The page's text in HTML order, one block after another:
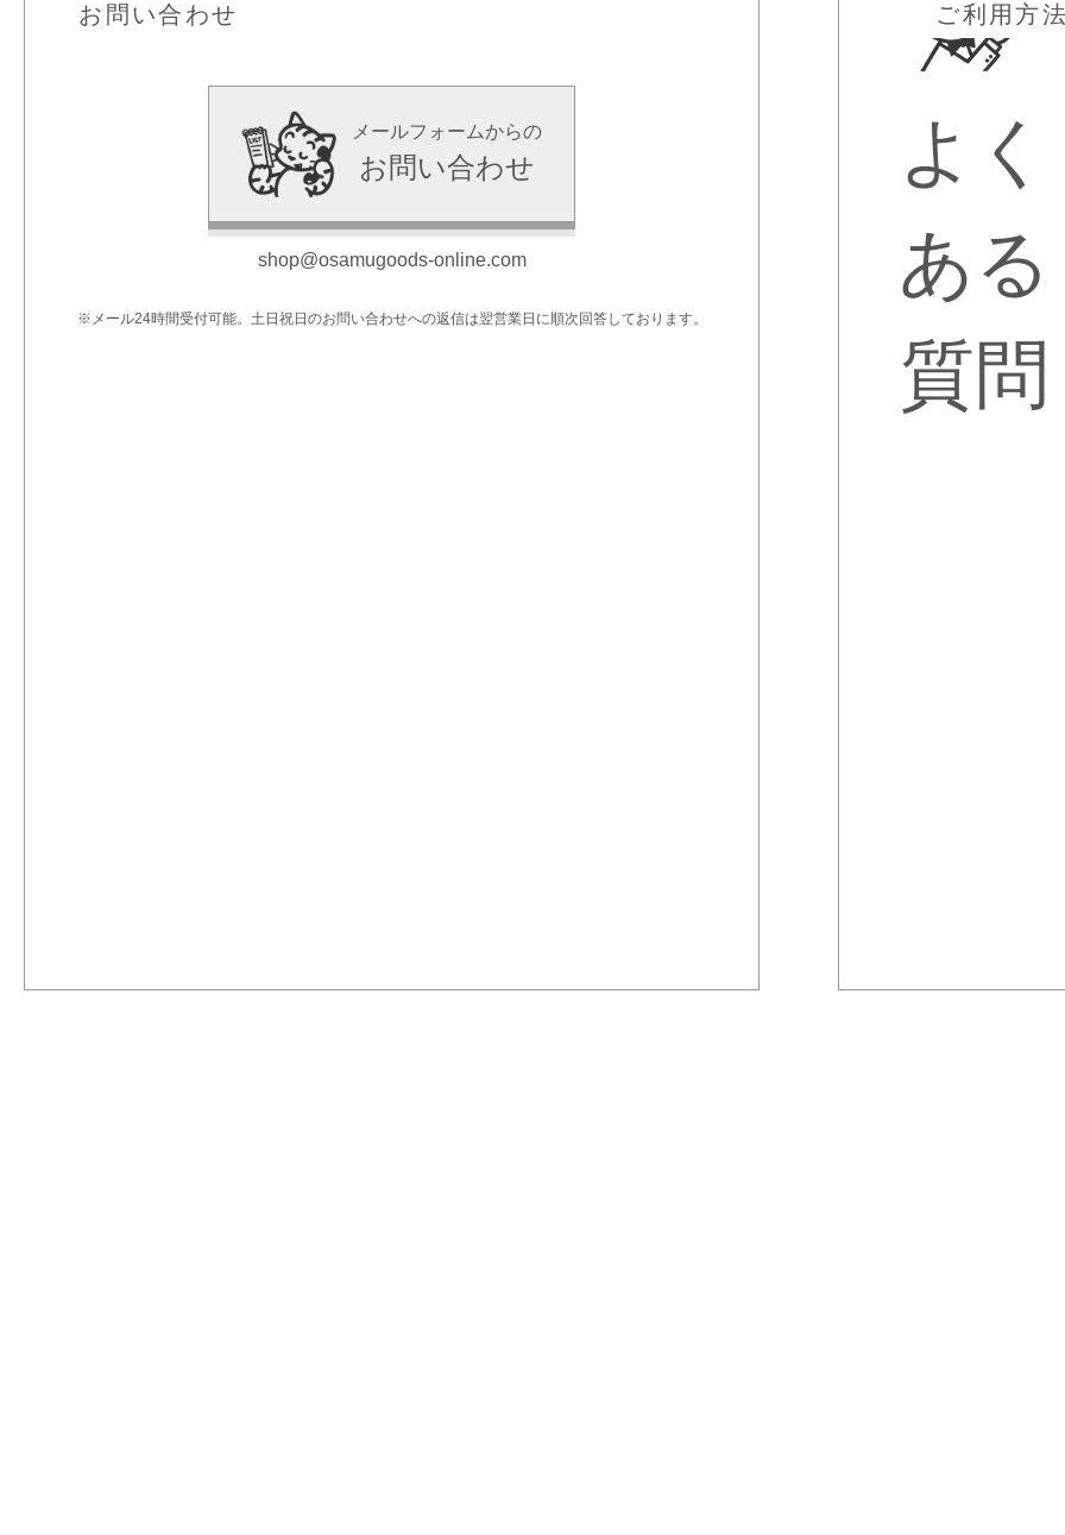
お問い合わせ
メールフォームからの
お問い合わせ
shop@osamugoods-online.com
※メール24時間受付可能。土日祝日のお問い合わせへの返信は翌営業日に順次回答しております。
ご利用方
よく
ある
質問